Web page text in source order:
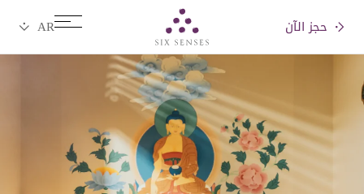
حجز الآن